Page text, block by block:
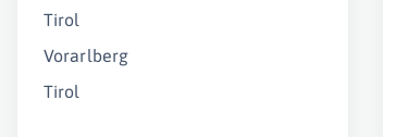
Tirol
Vorarlberg
Tirol